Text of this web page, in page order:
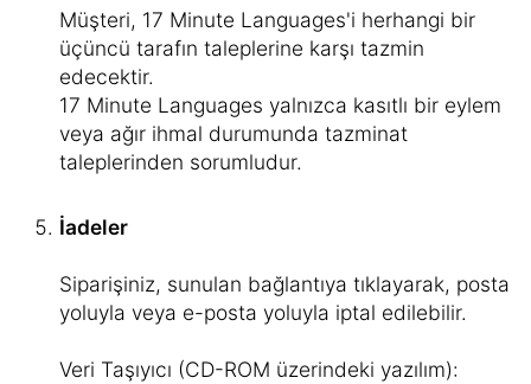
Müşteri, 17 Minute Languages'i herhangi bir
üçüncü tarafın taleplerine karşı tazmin
edecektir.
17 Minute Languages yalnızca kasıtlı bir eylem
veya ağır ihmal durumunda tazminat
taleplerinden sorumludur.
İadeler
Siparişiniz, sunulan bağlantıya tıklayarak, posta
yoluyla veya e-posta yoluyla iptal edilebilir.
Veri Taşıyıcı (CD-ROM üzerindeki yazılım):